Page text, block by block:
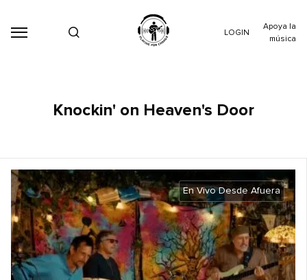
LOGIN
Apoya la
música
Knockin' on Heaven's Door
En Vivo Desde Afuera